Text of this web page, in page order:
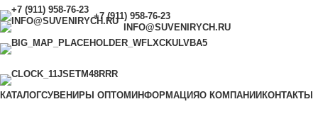
+7 (911) 958-76-23
INFO@SUVENIRYCH.RU
КАТАЛОГСУВЕНИРЫ ОПТОМ ИНФОРМАЦИЯО КОМПАНИИ КОНТАКТЫ